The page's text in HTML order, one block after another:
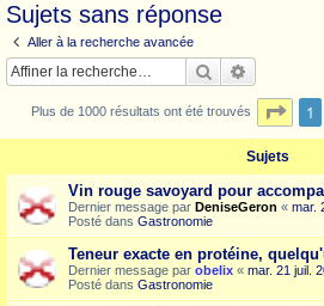
Sujets sans réponse
Aller à la recherche avancée
Rechercher
Plus de 1000 résultats ont été trouvés Page
1
Sujets
Vin rouge savoyard pour
Dernier message par DeniseGeron « mar.
Posté dans Gastronomie
Teneur exacte en protéine,
Dernier message par obelix « mar. 21 juil.
Posté dans Gastronomie